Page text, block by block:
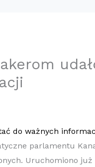
parlamentu
Uruchomiono